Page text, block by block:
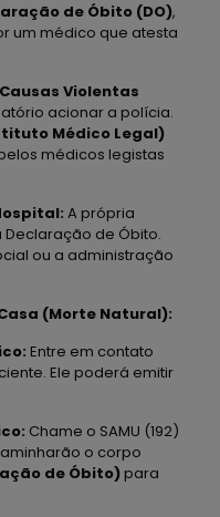
de Óbito (DO),
um médico que atesta
Violentas
acionar a polícia.
Médico Legal)
médicos legistas
A própria
de Óbito.
ou a administração
(Morte Natural):
Entre em contato
Ele poderá emitir
Chame o SAMU (192)
o corpo
de Óbito)para